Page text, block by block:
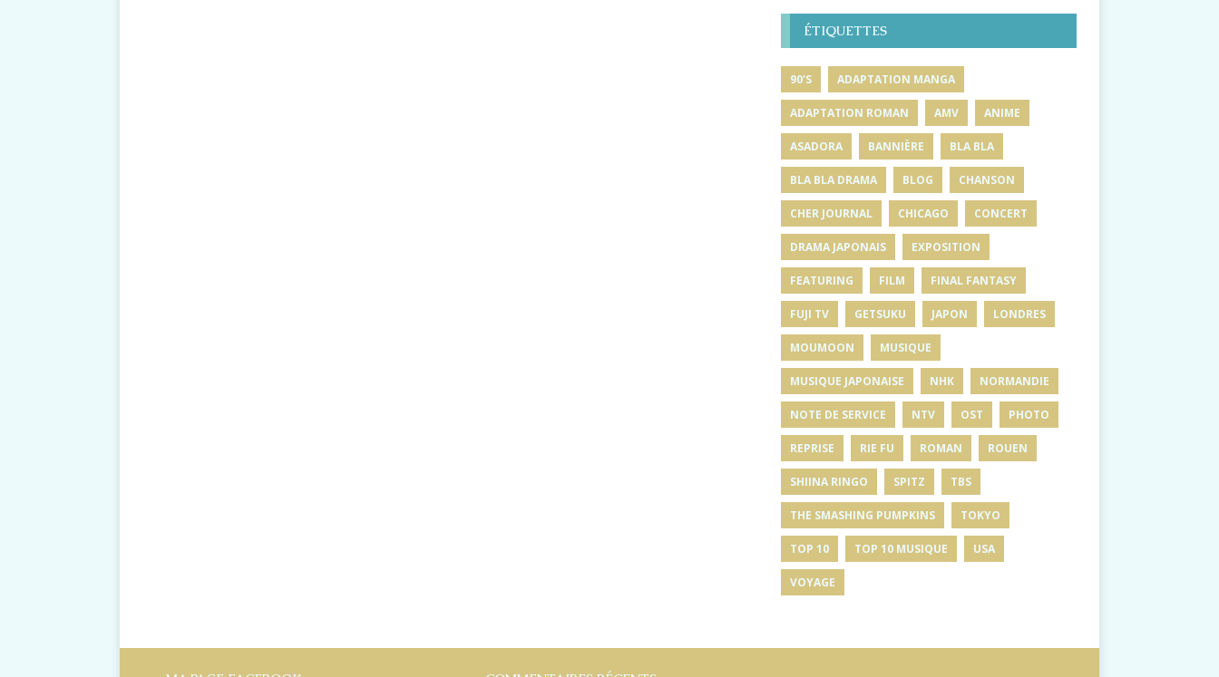
ÉTIQUETTES
90'S ADAPTATION MANGA
ADAPTATION ROMAN AMV ANIME
ASADORA BANNIÈRE BLA BLA
BLA BLA DRAMA BLOG CHANSON
CHER JOURNAL CHICAGO CONCERT
DRAMA JAPONAIS EXPOSITION
FEATURING FILM FINAL FANTASY
FUJI TV GETSUKU JAPON LONDRES
MOUMOON MUSIQUE
MUSIQUE JAPONAISE NHK NORMANDIE
NOTE DE SERVICE NTV OST PHOTO
REPRISE RIE FU ROMAN ROUEN
SHIINA RINGO SPITZ TBS
THE SMASHING PUMPKINS TOKYO
TOP 10 TOP 10 MUSIQUE USA
VOYAGE